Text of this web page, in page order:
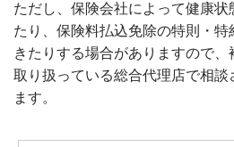
ただし、保険会社によって健康
たり、保険料払込免除の特則・
きたりする場合がありますので
取り扱っている総合代理店で相談
ます。